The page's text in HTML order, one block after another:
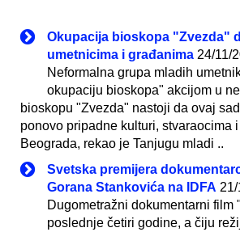
Okupacija bioskopa "Zvezda"
umetnicima i građanima 24/11/
Neformalna grupa mladih
okupaciju bioskopa" akcijom u
bioskopu "Zvezda" nastoji da ovaj
ponovo pripadne kulturi, stvaraocima
Beograda, rekao je Tanjugu mladi ..
Svetska premijera
Gorana Stankovića na IDFA
Dugometražni dokumentarni film
poslednje četiri godine, a čiju